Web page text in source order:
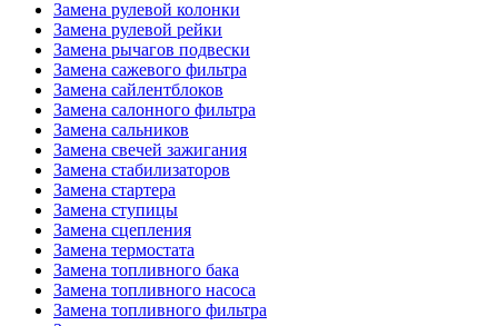
Замена рулевой колонки
Замена рулевой рейки
Замена рычагов подвески
Замена сажевого фильтра
Замена сайлентблоков
Замена салонного фильтра
Замена сальников
Замена свечей зажигания
Замена стабилизаторов
Замена стартера
Замена ступицы
Замена сцепления
Замена термостата
Замена топливного бака
Замена топливного насоса
Замена топливного фильтра